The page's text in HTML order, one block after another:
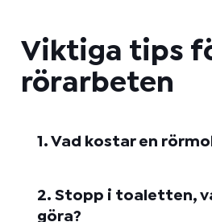
Viktiga tips
rörarbeten
1. Vad kostar en
2. Stopp i toaletten,
göra?